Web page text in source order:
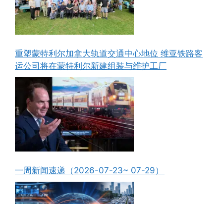
重塑蒙特利尔加拿大轨道交通中心地位 维亚铁路客
运公司将在蒙特利尔新建组装与维护工厂
一周新闻速递（2026-07-23~ 07-29）